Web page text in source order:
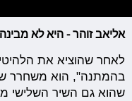
אליאב זוהר - היא לא מבינה
לאחר שהוציא את
בהמתנה", הוא משחרר
שהוא גם השיר השלישי